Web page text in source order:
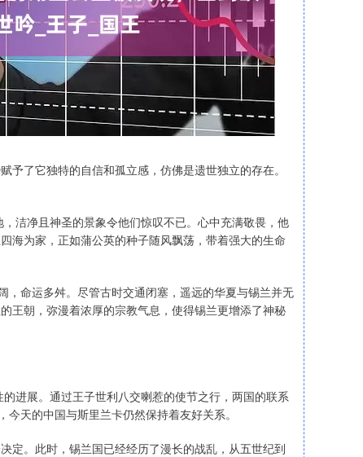
了它独特的自信和孤立感，仿佛是遗世独立的存在。
洁净且神圣的景象令他们惊叹不已。心中充满敬畏，他
海为家，正如蒲公英的种子随风飘荡，带着强大的生命
，命运多舛。尽管古时交通闭塞，遥远的华夏与锡兰并无
王朝，弥漫着浓厚的宗教气息，使得锡兰更增添了神秘
进展。通过王子世利八交喇惹的使节之行，两国的联系
天的中国与斯里兰卡仍然保持着友好关系。
定。此时，锡兰国已经经历了漫长的战乱，从五世纪到